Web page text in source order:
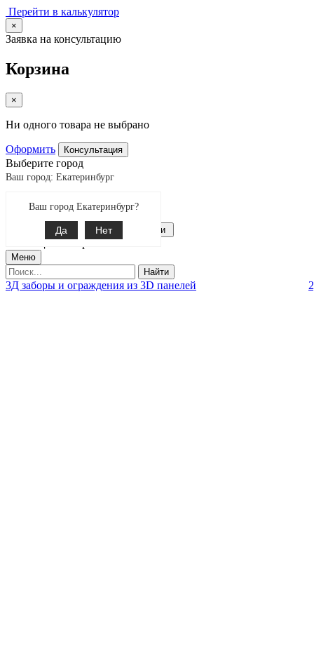
Перейти в калькулятор
×
Заявка на консультацию
Корзина
×
Ни одного товара не выбрано
Оформить Консультация
Выберите город
Ваш город: Екатеринбург
Ваш город Екатеринбург?
Да Нет
Екатеринбург
8-343-287-92-92
Связаться с нами
позиции товаров
Меню
Найти
3Д заборы и ограждения из 3D панелей